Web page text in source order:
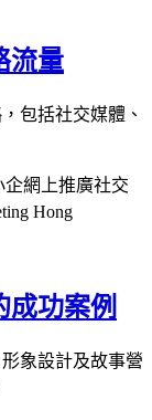
流量
包括社交媒體、
企網上推廣社交
Hong
功案例
象設計及故事營